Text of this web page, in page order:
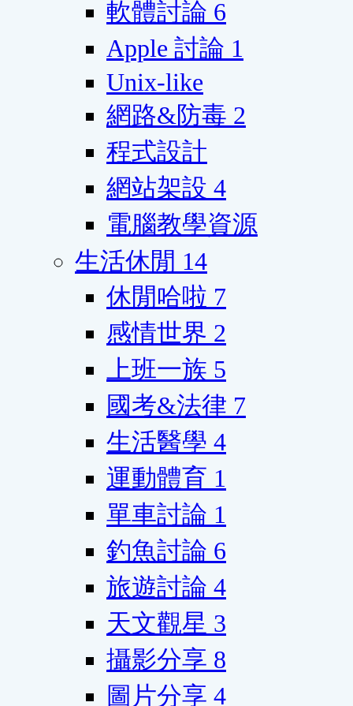
軟體討論 6
Apple 討論 1
Unix-like
網路&防毒 2
程式設計
網站架設 4
電腦教學資源
生活休閒 14
休閒哈啦 7
感情世界 2
上班一族 5
國考&法律 7
生活醫學 4
運動體育 1
單車討論 1
釣魚討論 6
旅遊討論 4
天文觀星 3
攝影分享 8
圖片分享 4